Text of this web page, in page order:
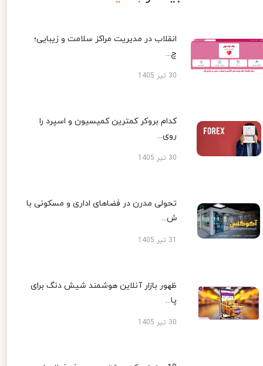
انقلاب در مدیریت مراکز سلامت و زیبایی؛
چ...
30 تیر 1405
کدام بروکر کمترین کمیسیون و اسپرد را
روی...
30 تیر 1405
تحولی مدرن در فضاهای اداری و مسکونی با
ش...
ظهور بازار آنلاین هوشمند شیش دنگ برای
پا...
30 تیر 1405